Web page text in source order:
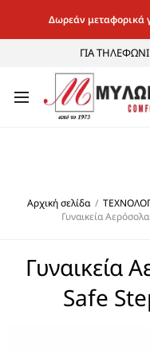
Δωρεάν μεταφορικά
ΓΙΑ
Αρχική σελίδα /
Γυναικεία
Γυναικεία
Safe